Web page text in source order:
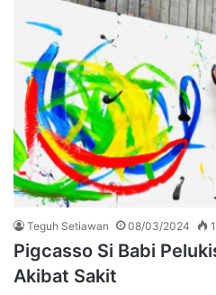
Teguh Setiawan 08/03/2024
Pigcasso Si Babi
Akibat Sakit